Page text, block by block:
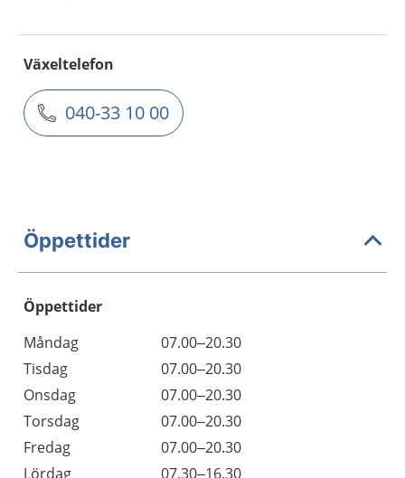
Växeltelefon
040-33 10 00
Öppettider
Öppettider
Dag
Öppettider
Kommentarer
Måndag
07.00–20.30
Tisdag
07.00–20.30
Onsdag
07.00–20.30
Torsdag
07.00–20.30
Fredag
07.00–20.30
Lördag
07.30–16.30